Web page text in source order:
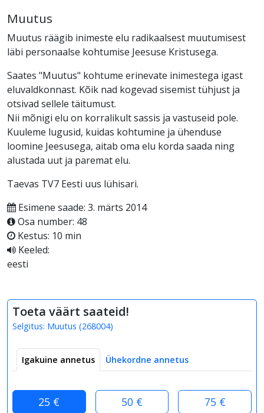
Muutus
Muutus räägib inimeste elu radikaalsest muutumisest
läbi personaalse kohtumise Jeesuse Kristusega.
Saates "Muutus" kohtume erinevate inimestega igast
eluvaldkonnast. Kõik nad kogevad sisemist tühjust ja
otsivad sellele täitumust.
Nii mõnigi elu on korralikult sassis ja vastuseid pole.
Kuuleme lugusid, kuidas kohtumine ja ühenduse
loomine Jeesusega, aitab oma elu korda saada ning
alustada uut ja paremat elu.
Taevas TV7 Eesti uus lühisari.
Esimene saade: 3. märts 2014
Osa number: 48
Kestus: 10 min
Keeled:
eesti
Toeta väärt saateid!
Selgitus: Muutus (268004)
Igakuine annetus Ühekordne annetus
25 € 50 € 75 €